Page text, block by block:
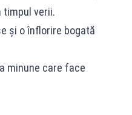
timpul verii.
şi o înflorire bogată
minune care face